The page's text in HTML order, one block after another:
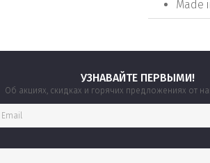
Made
УЗНАВАЙТЕ ПЕРВЫМИ!
Об акциях, скидках и горячих предложениях от